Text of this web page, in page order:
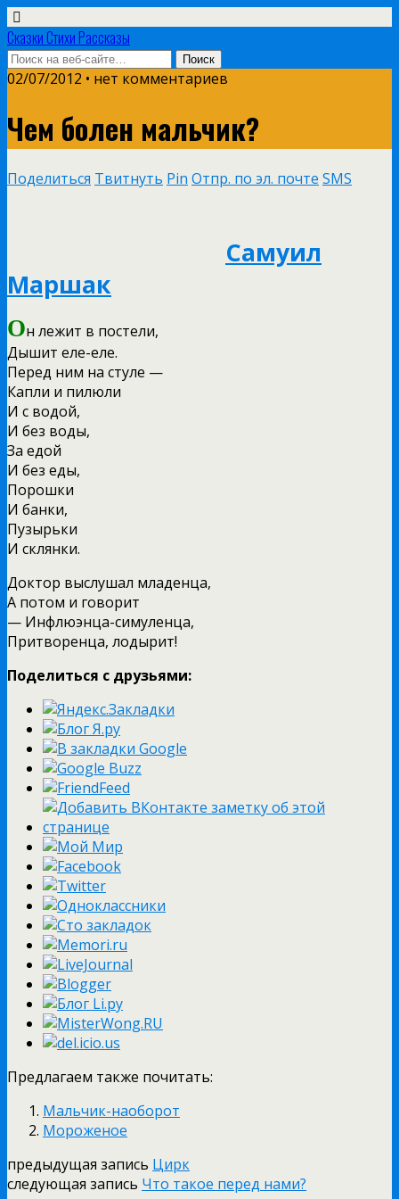
Сказки Стихи Рассказы
02/07/2012 • нет комментариев
Чем болен мальчик?
Поделиться Твитнуть Pin Отпр. по эл. почте SMS
Самуил
Маршак
Он лежит в постели,
Дышит еле-еле.
Перед ним на стуле —
Капли и пилюли
И с водой,
И без воды,
За едой
И без еды,
Порошки
И банки,
Пузырьки
И склянки.
Доктор выслушал младенца,
А потом и говорит
— Инфлюэнца-симуленца,
Притворенца, лодырит!
Поделиться с друзьями:
Предлагаем также почитать:
Мальчик-наоборот
Мороженое
предыдущая запись Цирк
следующая запись Что такое перед нами?